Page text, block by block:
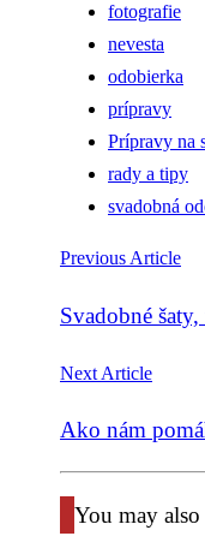
fotografie
nevesta
odobierka
prípravy
Prípravy na
rady a tipy
svadobná
Previous Article
Svadobné
Next Article
Ako nám
You may